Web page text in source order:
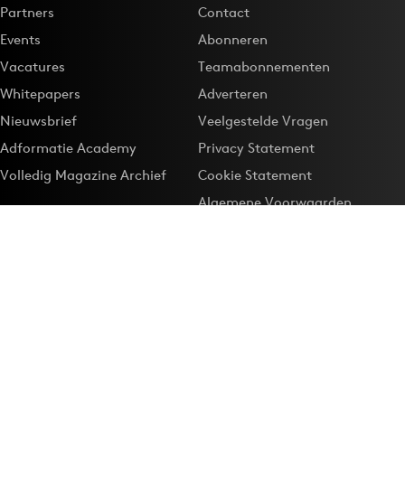
Partners
Events
Vacatures
Whitepapers
Nieuwsbrief
Adformatie Academy
Volledig Magazine Archief
Contact
Abonneren
Teamabonnementen
Adverteren
Veelgestelde Vragen
Privacy Statement
Cookie Statement
Algemene Voorwaarden